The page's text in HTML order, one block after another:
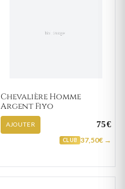
Chevalière Homme
Argent Fiyo
AJOUTER 75€
CLUB 37,50€ →